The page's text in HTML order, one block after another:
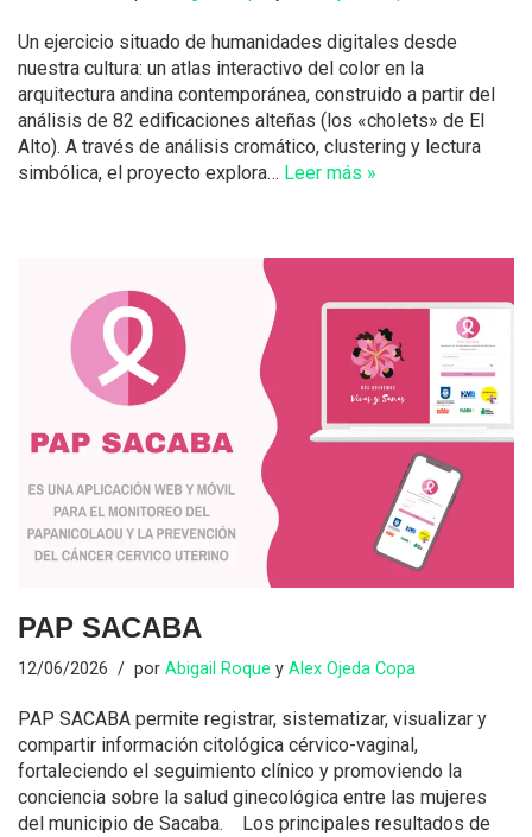
Un ejercicio situado de humanidades digitales desde
nuestra cultura: un atlas interactivo del color en la
arquitectura andina contemporánea, construido a partir del
análisis de 82 edificaciones alteñas (los «cholets» de El
Alto). A través de análisis cromático, clustering y lectura
simbólica, el proyecto explora… Leer más »
PAP SACABA
12/06/2026 por Abigail Roque y Alex Ojeda Copa
PAP SACABA permite registrar, sistematizar, visualizar y
compartir información citológica cérvico-vaginal,
fortaleciendo el seguimiento clínico y promoviendo la
conciencia sobre la salud ginecológica entre las mujeres
del municipio de Sacaba. Los principales resultados de